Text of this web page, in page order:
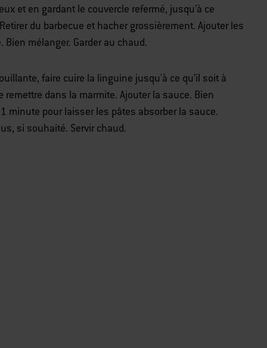
et en gardant le couvercle refermé, jusqu’à ce
du barbecue et hacher grossièrement. Ajouter les
mélanger. Garder au chaud.
faire cuire la linguine jusqu'à ce qu’il soit à
dans la marmite. Ajouter la sauce. Bien
minute pour laisser les pâtes absorber la sauce.
si souhaité. Servir chaud.